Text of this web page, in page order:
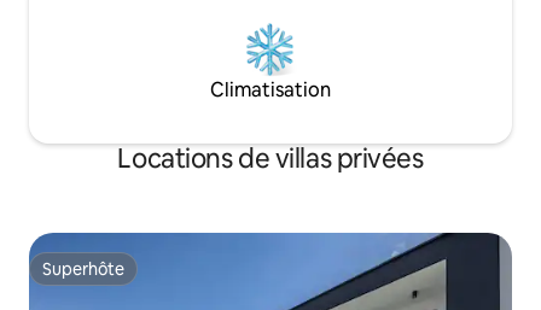
Climatisation
Locations de villas privées
Superhôte
Superhôte